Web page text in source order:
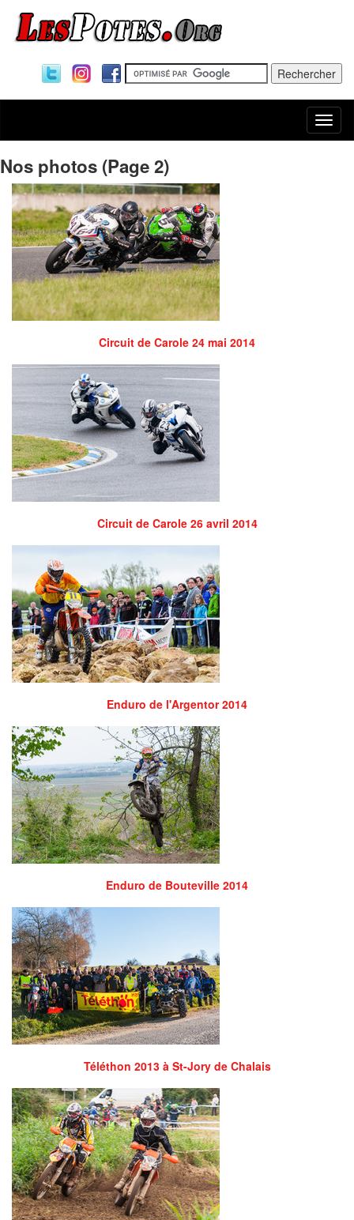
Nos photos (Page 2)
Circuit de Carole 24 mai 2014
Circuit de Carole 26 avril 2014
Enduro de l'Argentor 2014
Enduro de Bouteville 2014
Téléthon 2013 à St-Jory de Chalais